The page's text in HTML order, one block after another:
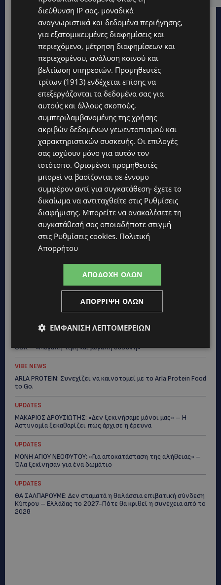
Topics
UPDATES
ΦΕΙΔΙΑΣ ΠΑΝΑΓΙΩΤΟΥ: Η εμφάνισή του στην εκδήλωση για
Ισαάκ και Σολωμού προκάλεσε αντιδράσεις – «Ασέβεια προς
τους νεκρούς»-(Φώτο)
UPDATES
ΔΗΜΟΣ ΛΑΤΣΙΩΝ – ΓΕΡΙΟΥ: Πάνω από 8.000 υπογραφές κατά
ΑΓΙΟΣ ΙΩΑΝΝΗΣ ΠΙΤΣΙΛΙΑΣ: Ξανανοίγει η πισίνα του χωριού –
LIFESTYLE
ΘΟΚ – «Μεγάλη τιμή και μεγάλη ευθύνη»
VIBE NEWS
ARLA PROTEIN: Συνεχίζει να καινοτομεί με το Arla Protein Food
to Go.
UPDATES
ΜΑΚΑΡΙΟΣ ΔΡΟΥΣΙΩΤΗΣ: «Δεν ξεκινήσαμε μόνοι μας» – Η
Αστυνομία ξεκαθαρίζει πώς άρχισε η έρευνα
UPDATES
ΜΟΝΗ ΑΓΙΟΥ ΝΕΟΦΥΤΟΥ: «Για αποκατάσταση της αλήθειας» –
Όλα ξεκίνησαν για ένα δωμάτιο
UPDATES
ΘΑ ΣΑΛΠΑΡΟΥΜΕ: Δεν σταματά η θαλάσσια επιβατική σύνδεση
Κύπρου – Ελλάδας το 2027-Πότε θα κριθεί η συνέχεια από το
2028
διεύθυνση IP σας, μοναδικά
αναγνωριστικά και δεδομένα περιήγησης,
για εξατομικευμένες διαφημίσεις και
περιεχόμενο, μέτρηση διαφημίσεων και
περιεχομένου, ανάλυση κοινού και
βελτίωση υπηρεσιών. Προμηθευτές
τρίτων (1913) ενδέχεται επίσης να
επεξεργάζονται τα δεδομένα σας για
αυτούς και άλλους σκοπούς,
συμπεριλαμβανομένης της χρήσης
ακριβών δεδομένων γεωεντοπισμού και
χαρακτηριστικών συσκευής. Οι επιλογές
σας ισχύουν μόνο για αυτόν τον
ιστότοπο. Ορισμένοι προμηθευτές
μπορεί να βασίζονται σε έννομο
συμφέρον αντί για συγκατάθεση· έχετε το
δικαίωμα να αντιταχθείτε στις Ρυθμίσεις
διαφήμισης. Μπορείτε να ανακαλέσετε τη
συγκατάθεσή σας οποιαδήποτε στιγμή
στις Ρυθμίσεις cookies. Πολιτική
Απορρήτου
ΑΠΟΔΟΧΉ ΌΛΩΝ
ΑΠΌΡΡΙΨΗ ΌΛΩΝ
ΕΜΦΆΝΙΣΗ ΛΕΠΤΟΜΕΡΕΙΏΝ